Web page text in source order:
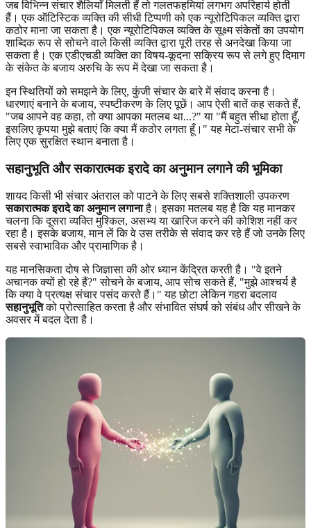
जब विभिन्न संचार शैलियाँ मिलती हैं तो गलतफहमियां लगभग अपरिहार्य होती
हैं। एक ऑटिस्टिक व्यक्ति की सीधी टिप्पणी को एक न्यूरोटिपिकल व्यक्ति द्वारा
कठोर माना जा सकता है। एक न्यूरोटिपिकल व्यक्ति के सूक्ष्म संकेतों का उपयोग
शाब्दिक रूप से सोचने वाले किसी व्यक्ति द्वारा पूरी तरह से अनदेखा किया जा
सकता है। एक एडीएचडी व्यक्ति का विषय-कूदना सक्रिय रूप से लगे हुए दिमाग
के संकेत के बजाय अरुचि के रूप में देखा जा सकता है।
इन स्थितियों को समझने के लिए, कुंजी संचार के बारे में संवाद करना है।
धारणाएं बनाने के बजाय, स्पष्टीकरण के लिए पूछें। आप ऐसी बातें कह सकते हैं,
"जब आपने वह कहा, तो क्या आपका मतलब था...?" या "मैं बहुत सीधा होता हूँ,
इसलिए कृपया मुझे बताएं कि क्या मैं कठोर लगता हूँ।" यह मेटा-संचार सभी के
लिए एक सुरक्षित स्थान बनाता है।
सहानुभूति और सकारात्मक इरादे का अनुमान लगाने की भूमिका
शायद किसी भी संचार अंतराल को पाटने के लिए सबसे शक्तिशाली उपकरण
सकारात्मक इरादे का अनुमान लगानाहै। इसका मतलब यह है कि यह मानकर
चलना कि दूसरा व्यक्ति मुश्किल, असभ्य या खारिज करने की कोशिश नहीं कर
रहा है। इसके बजाय, मान लें कि वे उस तरीके से संवाद कर रहे हैं जो उनके लिए
सबसे स्वाभाविक और प्रामाणिक है।
यह मानसिकता दोष से जिज्ञासा की ओर ध्यान केंद्रित करती है। "वे इतने
अचानक क्यों हो रहे हैं?" सोचने के बजाय, आप सोच सकते हैं, "मुझे आश्चर्य है
कि क्या वे प्रत्यक्ष संचार पसंद करते हैं।" यह छोटा लेकिन गहरा बदलाव
सहानुभूतिको प्रोत्साहित करता है और संभावित संघर्ष को संबंध और सीखने के
अवसर में बदल देता है।